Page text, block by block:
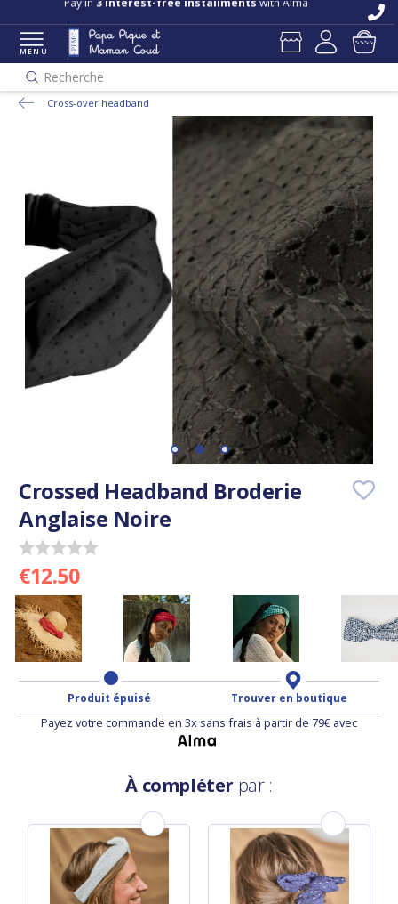
MENU
Recherche
Cross-over headband
Crossed Headband Broderie
Anglaise Noire
€12.50
Produit épuisé Trouver en boutique
Payez votre commande en 3x sans frais à partir de 79€ avec
À compléter par :